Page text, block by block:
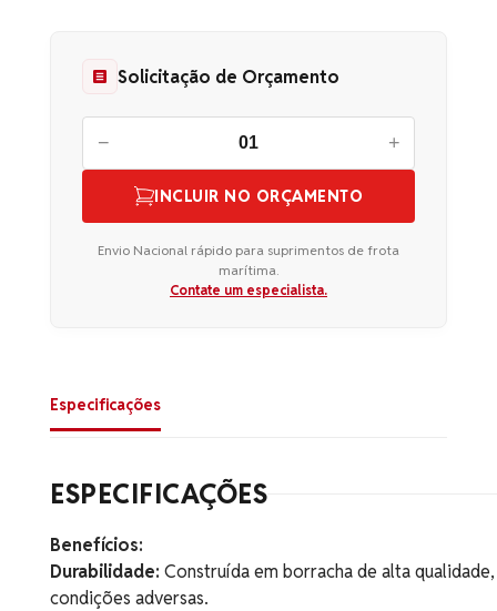
Solicitação de Orçamento
− +
INCLUIR NO ORÇAMENTO
Envio Nacional rápido para suprimentos de frota
marítima.
Contate um especialista.
Especificações
ESPECIFICAÇÕES
Benefícios:
Durabilidade: Construída em borracha de alta
condições adversas.